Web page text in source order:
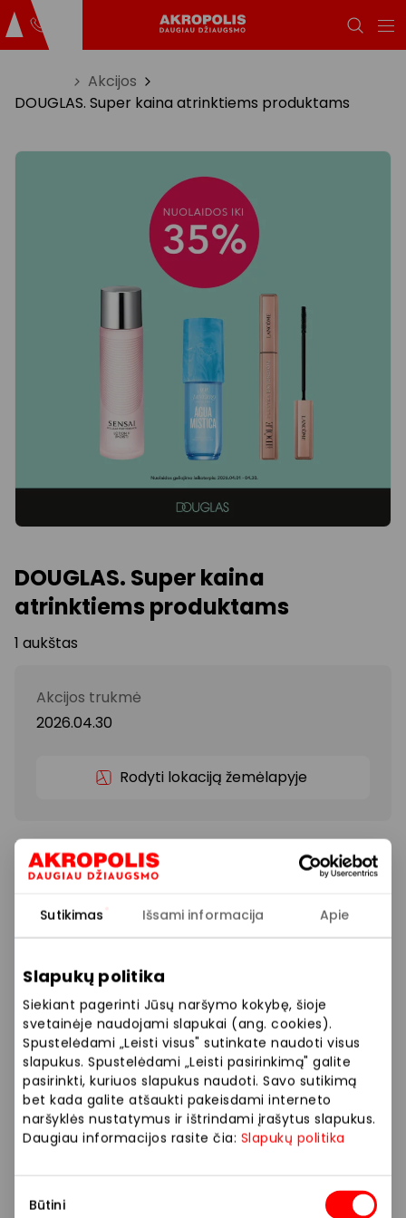
Sutikimas Išsami informacija Apie
Slapukų politika
Siekiant pagerinti Jūsų naršymo kokybę, šioje
svetainėje naudojami slapukai (ang. cookies).
Spustelėdami „Leisti visus" sutinkate naudoti visus
slapukus. Spustelėdami „Leisti pasirinkimą" galite
pasirinkti, kuriuos slapukus naudoti. Savo sutikimą
bet kada galite atšaukti pakeisdami interneto
naršyklės nustatymus ir ištrindami įrašytus slapukus.
Daugiau informacijos rasite čia: Slapukų politika
Būtini
Akcijos
DOUGLAS. Super kaina atrinktiems produktams
DOUGLAS. Super kaina
atrinktiems produktams
1 aukštas
Akcijos trukmė
2026.04.30
Rodyti lokaciją žemėlapyje
DOUGLAS parduotuvėje – Super kaina! Iki 40%
nuolaida atrinktiems produktams!
Prekybos ir pramogų centre „AKROPOLIS“
savarankiškai nustato taikomas nuolaidas, jų
dydžius bei kitas aktualias sąlygas.
Stengiamės kuo tiksliau pateikti aktualią
informaciją, tačiau, jei kyla neatitikimų tarp mūsų
tinklalapyje pateiktos informacijos ir faktinės
informacijos parduotuvėje ar paslaugų teikimo
vietoje, visada vadovaukitės tuo, kas nurodyta
konkrečioje parduotuvėje ar paslaugų teikimo
Visais klausimais, susijusiais su konkrečiomis